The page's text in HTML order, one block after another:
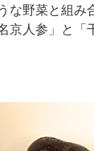
な野菜と組み
京人参」と「